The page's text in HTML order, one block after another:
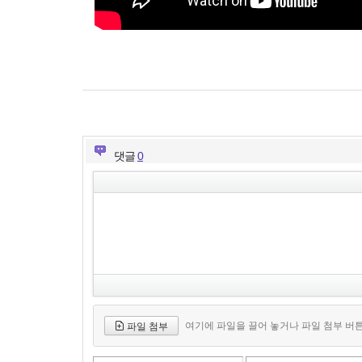
댓글0
파일 첨부 여기에 파일을 끌어 놓거나 파일 첨부 버